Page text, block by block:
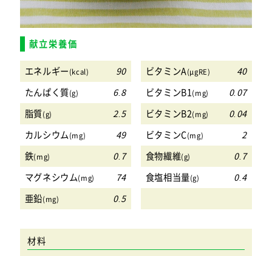
献立栄養価
エネルギー(kcal) 90 ビタミンA(μgRE)
40
たんぱく質(g) 6.8 ビタミンB1(mg)
0.07
脂質(g) 2.5 ビタミンB2(mg)
0.04
カルシウム(mg) 49 ビタミンC(mg)
2
鉄(mg) 0.7 食物繊維(g)
0.7
マグネシウム(mg) 74 食塩相当量(g)
0.4
亜鉛(mg) 0.5
材料